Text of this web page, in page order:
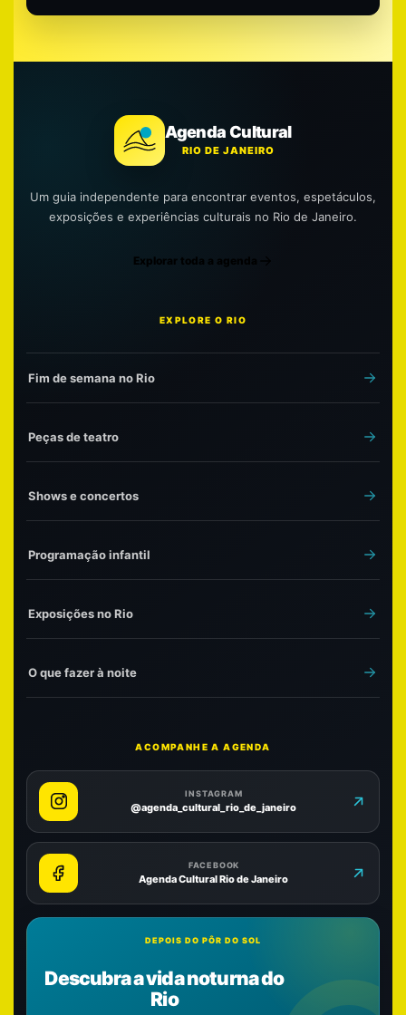
Agenda Cultural
RIO DE JANEIRO
Um guia independente para encontrar eventos, espetáculos,
exposições e experiências culturais no Rio de Janeiro.
Explorar toda a agenda
EXPLORE O RIO
Fim de semana no Rio
Peças de teatro
Shows e concertos
Programação infantil
Exposições no Rio
O que fazer à noite
ACOMPANHE A AGENDA
INSTAGRAM
@agenda_cultural_rio_de_janeiro
FACEBOOK
Agenda Cultural Rio de Janeiro
DEPOIS DO PÔR DO SOL
Descubra a vida noturna do
Rio